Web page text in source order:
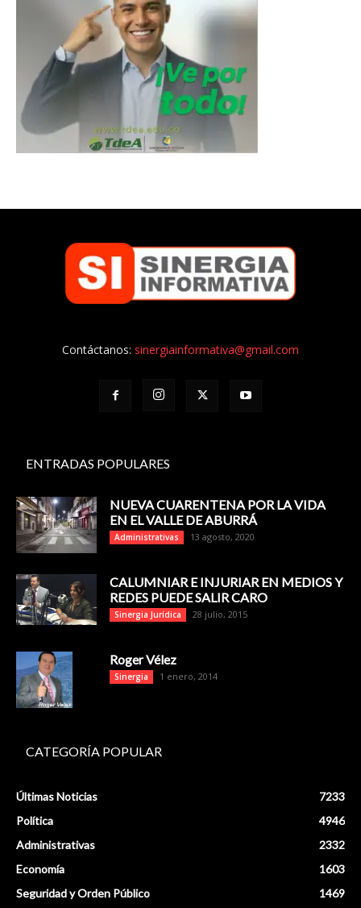
Contáctanos: sinergiainformativa@gmail.com
ENTRADAS POPULARES
NUEVA CUARENTENA POR LA VIDA
EN EL VALLE DE ABURRÁ
Administrativas 13 agosto, 2020
CALUMNIAR E INJURIAR EN MEDIOS Y
REDES PUEDE SALIR CARO
Sinergia Jurídica 28 julio, 2015
Roger Vélez
Sinergia 1 enero, 2014
CATEGORÍA POPULAR
Últimas Noticias
7233
Política
4946
Administrativas
2332
Economía
1603
Seguridad y Orden Público
1469